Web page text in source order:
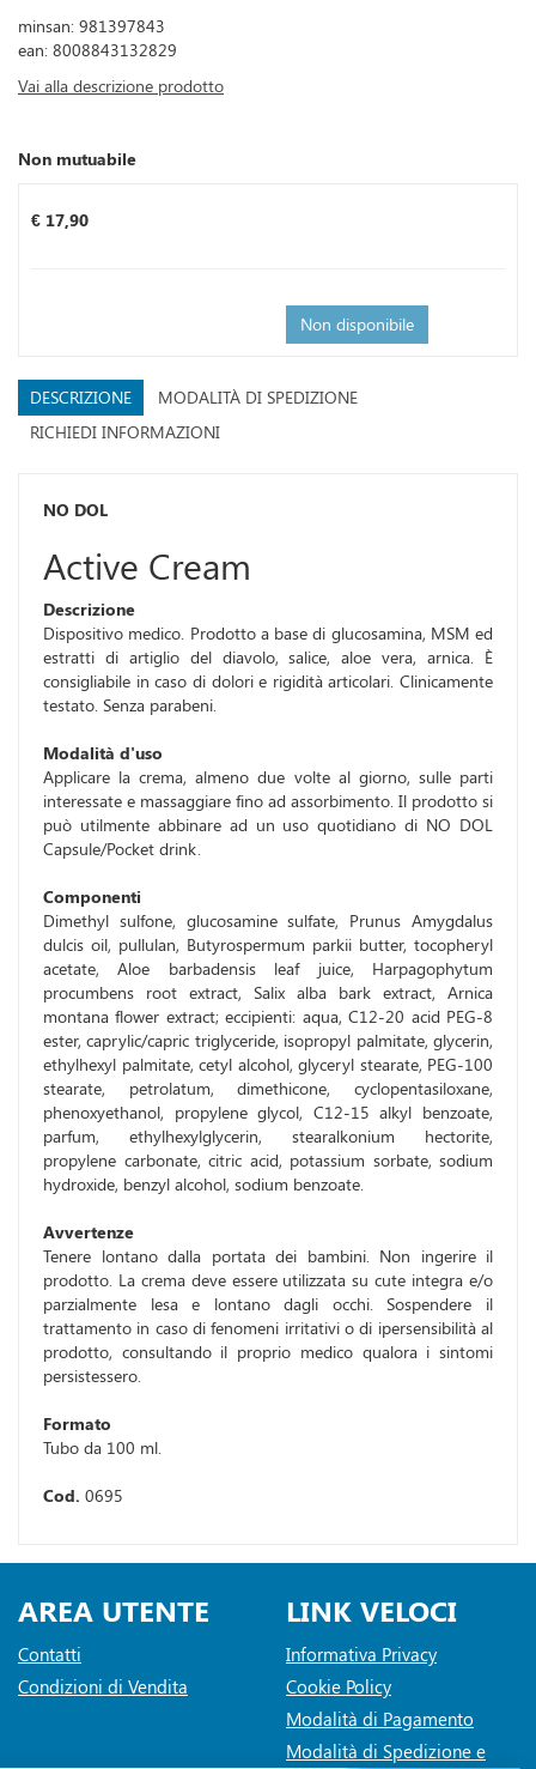
minsan: 981397843
ean: 8008843132829
Vai alla descrizione prodotto
Non mutuabile
Prezzo
€ 17,90
Non disponibile
DESCRIZIONE
MODALITÀ DI SPEDIZIONE
RICHIEDI INFORMAZIONI
NO DOL
Active Cream
Descrizione
Dispositivo medico. Prodotto a base di glucosamina, MSM ed
estratti di artiglio del diavolo, salice, aloe vera, arnica. È
consigliabile in caso di dolori e rigidità articolari. Clinicamente
testato. Senza parabeni.
Modalità d'uso
Applicare la crema, almeno due volte al giorno, sulle parti
interessate e massaggiare fino ad assorbimento. Il prodotto si
può utilmente abbinare ad un uso quotidiano di NO DOL
Capsule/Pocket drink.
Componenti
Dimethyl sulfone, glucosamine sulfate, Prunus Amygdalus
dulcis oil, pullulan, Butyrospermum parkii butter, tocopheryl
acetate, Aloe barbadensis leaf juice, Harpagophytum
procumbens root extract, Salix alba bark extract, Arnica
montana flower extract; eccipienti: aqua, C12-20 acid PEG-8
ester, caprylic/capric triglyceride, isopropyl palmitate, glycerin,
ethylhexyl palmitate, cetyl alcohol, glyceryl stearate, PEG-100
stearate, petrolatum, dimethicone, cyclopentasiloxane,
phenoxyethanol, propylene glycol, C12-15 alkyl benzoate,
parfum, ethylhexylglycerin, stearalkonium hectorite,
propylene carbonate, citric acid, potassium sorbate, sodium
hydroxide, benzyl alcohol, sodium benzoate.
Avvertenze
Tenere lontano dalla portata dei bambini. Non ingerire il
prodotto. La crema deve essere utilizzata su cute integra e/o
parzialmente lesa e lontano dagli occhi. Sospendere il
trattamento in caso di fenomeni irritativi o di ipersensibilità al
prodotto, consultando il proprio medico qualora i sintomi
persistessero.
Formato
Tubo da 100 ml.
Cod. 0695
AREA UTENTE
Contatti
Condizioni di Vendita
LINK VELOCI
Informativa Privacy
Cookie Policy
Modalità di Pagamento
Modalità di Spedizione e